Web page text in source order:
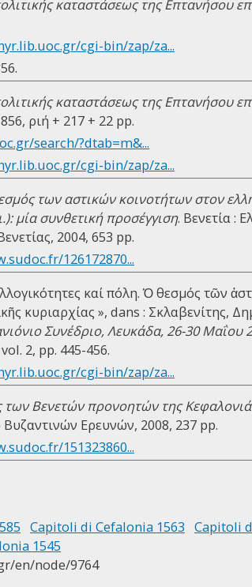
καταστάσεως της Επτανήσου
cgi-bin/zap/za...
καταστάσεως της Επτανήσου
ριή + 217 + 22 pp.
search/?dtab=m&...
cgi-bin/zap/za...
των αστικών κοινοτήτων στον
μία συνθετική προσέγγιση. Βενετία :
2004, 653 pp.
126172870...
καί πόλη. Ὁ θεσµός τῶν
κυριαρχίας », dans : Σκλαβενίτης,
Συνέδριο, Λευκάδα, 26-30 Μαΐου
2, pp. 445-456.
cgi-bin/zap/za...
των Βενετών προνοητών της
Ερευνών, 2008, 237 pp.
151323860...
Capitoli di Cefalonia 1563 Capitoli
1545
en/node/9764